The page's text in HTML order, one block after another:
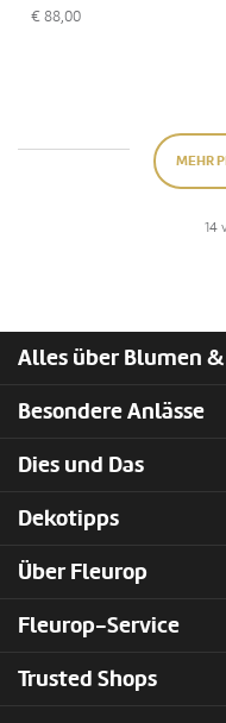
€ 88,00
MEHR
14
Alles über Blumen
Besondere Anlässe
Dies und Das
Dekotipps
Über Fleurop
Fleurop-Service
Trusted Shops